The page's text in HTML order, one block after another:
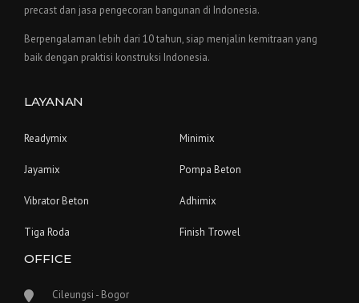
precast dan jasa pengecoran bangunan di Indonesia.
Berpengalaman lebih dari 10 tahun, siap menjalin kemitraan yang
baik dengan praktisi konstruksi Indonesia.
LAYANAN
Readymix Minimix
Jayamix Pompa Beton
Vibrator Beton Adhimix
Tiga Roda Finish Trowel
OFFICE
Cileungsi - Bogor